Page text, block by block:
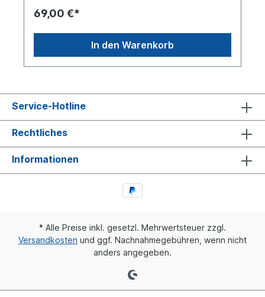
69,00 €*
In den Warenkorb
Service-Hotline
Rechtliches
Informationen
* Alle Preise inkl. gesetzl. Mehrwertsteuer zzgl.
Versandkosten und ggf. Nachnahmegebühren, wenn nicht
anders angegeben.